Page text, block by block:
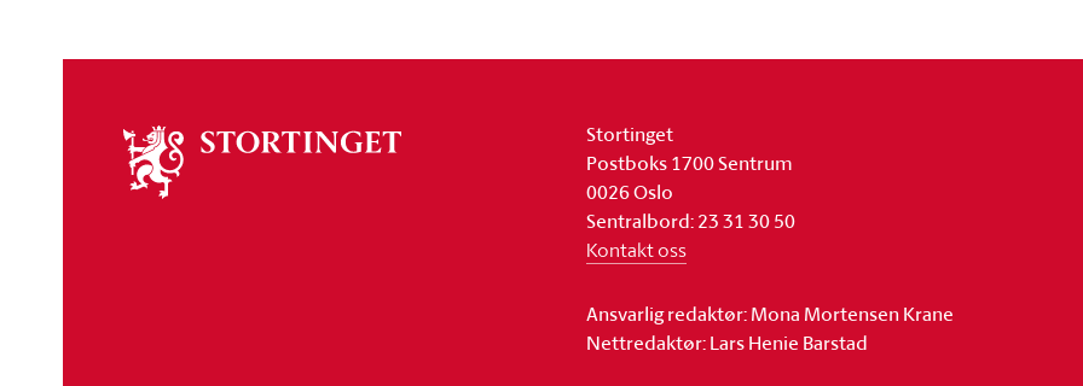
stortinget
Stortinget
Postboks 1700 Sentrum
0026 Oslo
Sentralbord: 23 31 30 50
Kontakt oss
Ansvarlig redaktør: Mona Mortensen Krane
Nettredaktør: Lars Henie Barstad